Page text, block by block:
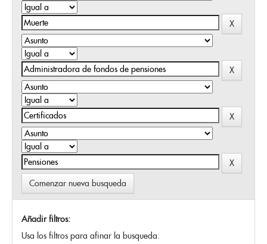
Comenzar nueva busqueda
Añadir filtros:
Usa los filtros para afinar la busqueda.